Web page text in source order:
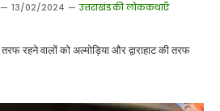
13/02/2024
उत्तराखंड की लोककथाएँ
रहने वालों को अल्मोड़िया और द्वाराहाट की तरफ